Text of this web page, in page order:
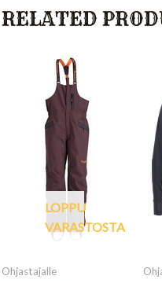
RELATED
LOPPU
VARASTOSTA
Ohjastajalle